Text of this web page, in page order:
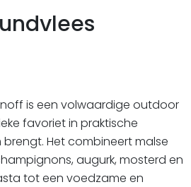
is een volwaardige outdoor
favoriet in praktische
Het combineert malse
augurk, mosterd en
tot een voedzame en